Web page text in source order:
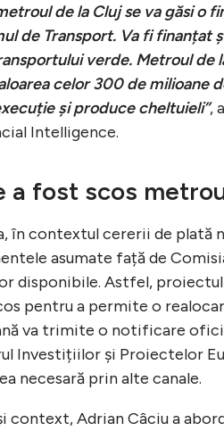
de la Cluj se va găsi o
de Transport. Va fi finanțat
verde. Metroul de
celor 300 de milioane
și produce cheltuieli”,
Intelligence.
a fost scos
în contextul cererii de plată
asumate față de
disponibile. Astfel, proiectul
pentru a permite o
va trimite o notificare
Investițiilor și Proiectelor
necesară prin alte canale.
context, Adrian Câciu a